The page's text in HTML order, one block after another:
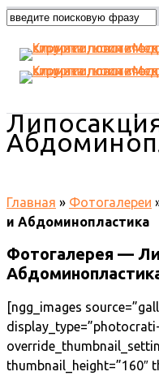
Главная » Фотогалереи
и Абдоминопластика
Фотогалерея —
[ngg_images
thumbnail_height=”160″